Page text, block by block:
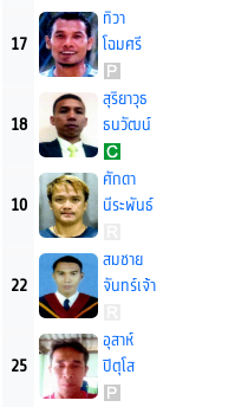
17
ทิวา
โฉมศรี
18
สุริยาวุธ
ธนวัฒน์
10
ศักดา
นีระพันธ์
22
สมชาย
จันทร์เจ้า
25
อุสาห์
ปิตุโส